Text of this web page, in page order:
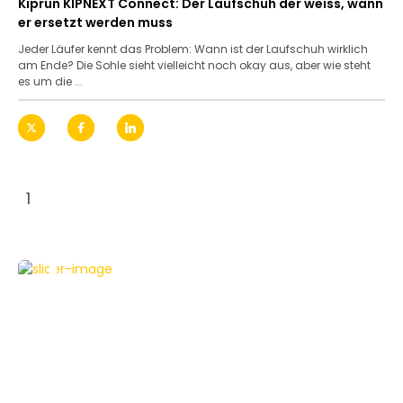
Kiprun KIPNEXT Connect: Der Laufschuh der weiss, wann
er ersetzt werden muss
Jeder Läufer kennt das Problem: Wann ist der Laufschuh wirklich
am Ende? Die Sohle sieht vielleicht noch okay aus, aber wie steht
es um die ...
1
NEWS